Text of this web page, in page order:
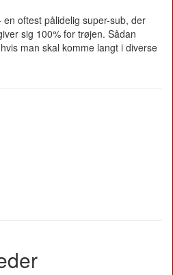
oftest pålidelig super-sub, der
sig 100% for trøjen. Sådan
man skal komme langt i diverse